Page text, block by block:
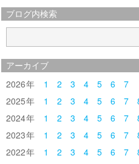
ブログ内検索
アーカイブ
2026 1 2 3 4 5 6
7
2025
1 2 3 4 5 6 7
2024
1 2 3 4 5 6 7
2023
1 2 3 4 5 6 7
2022
1 2 3 4 5 6 7